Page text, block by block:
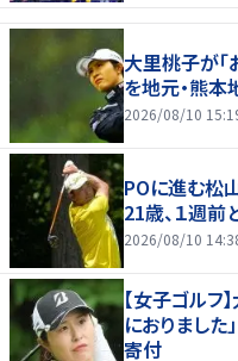
大里桃子が「
を地元・熊
2026/08/10
POに進む松
21歳、１週
2026/08/10
【女子ゴルフ
におりまし
寄付